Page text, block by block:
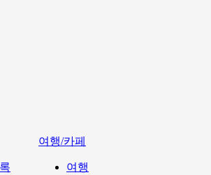
여행/카페
여행